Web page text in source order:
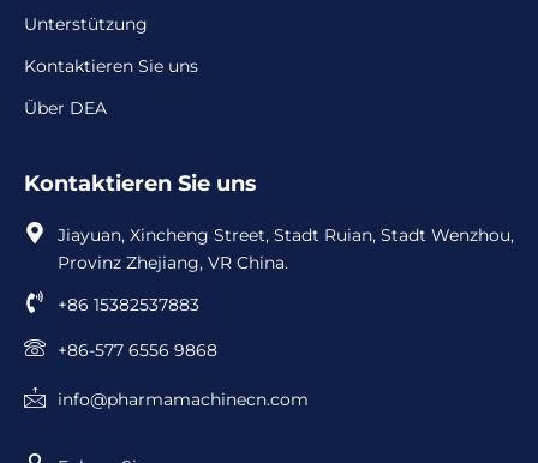
Unterstützung
Kontaktieren Sie uns
Über DEA
Kontaktieren Sie uns
Jiayuan, Xincheng Street, Stadt Ruian, Stadt Wenzhou,
Provinz Zhejiang, VR China.
+86 15382537883
+86-577 6556 9868
info@pharmamachinecn.com